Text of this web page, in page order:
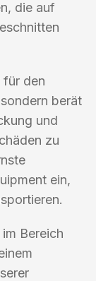
die auf
für den
berät
und
zu
ein,
Bereich